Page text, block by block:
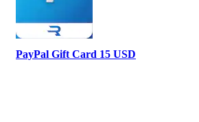
PayPal Gift Card 15 USD